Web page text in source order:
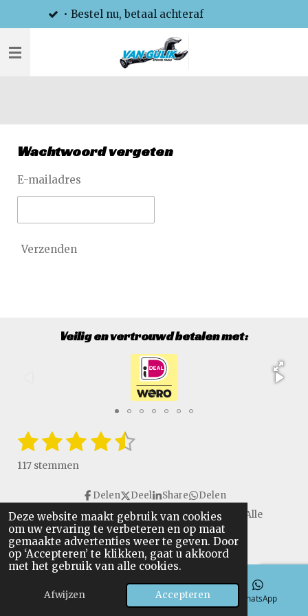
Deze website maakt gebruik van cookies
om uw ervaring te verbeteren en op maat
gemaakte advertenties weer te geven. Door
op ‘Accepteren’ te klikken, gaat u akkoord
met het gebruik van alle cookies.
Afwijzen Accepteren
direct
naar
achteraf
Wachtwoord vergeten
E-mailadres
Verzenden
Veilig en vertrouwd betalen met:
R
a
t
n
g
:
4
.
1
s
e
r
2
s
e
r
r
e
n
3
s
e
r
r
e
n
4
t
e
r
r
e
5
t
e
r
r
e
S
e
117 stemmen
Delen Deel Share Delen
Copyright © 2016 - 2026 VanGulikSpecialTools. Alle
rechten voorbehouden.
E-mailadres Telefoonnummer WhatsApp